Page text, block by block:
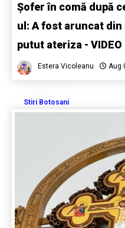
Șofer în comă după
ul: A fost aruncat
putut ateriza - VIDEO
Estera Vicoleanu Aug
Stiri Botosani